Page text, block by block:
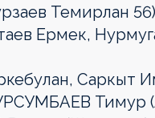
Темирлан
Ермек,
Саркыт
Тимур